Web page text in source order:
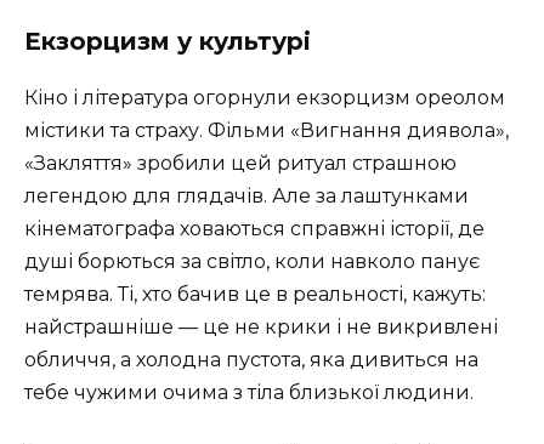
Екзорцизм у культурі
Кіно і література огорнули екзорцизм ореолом
містики та страху. Фільми «Вигнання диявола»,
«Закляття» зробили цей ритуал страшною
легендою для глядачів. Але за лаштунками
кінематографа ховаються справжні історії, де
душі борються за світло, коли навколо панує
темрява. Ті, хто бачив це в реальності, кажуть:
найстрашніше — це не крики і не викривлені
обличчя, а холодна пустота, яка дивиться на
тебе чужими очима з тіла близької людини.